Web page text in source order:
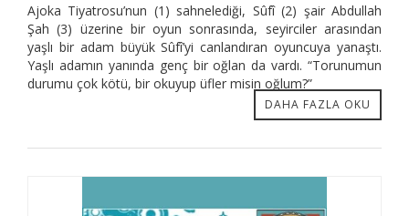
Ajoka Tiyatrosu’nun (1) sahnelediği, Sûfî (2) şair Abdullah
Şah (3) üzerine bir oyun sonrasında, seyirciler arasından
yaşlı bir adam büyük Sûfî’yi canlandıran oyuncuya yanaştı.
Yaşlı adamın yanında genç bir oğlan da vardı. “Torunumun
durumu çok kötü, bir okuyup üfler misin oğlum?”
DAHA FAZLA OKU